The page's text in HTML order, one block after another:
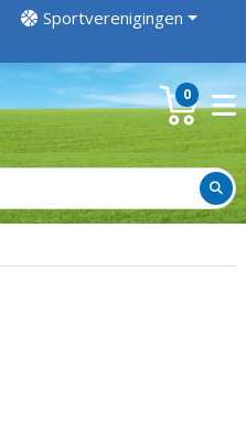
Sportverenigingen
0